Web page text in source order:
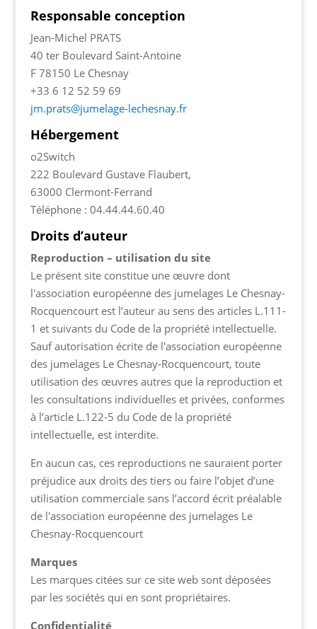
Responsable conception
Jean-Michel PRATS
40 ter Boulevard Saint-Antoine
F 78150 Le Chesnay
+33 6 12 52 59 69
jm.prats@jumelage-lechesnay.fr
Hébergement
o2Switch
222 Boulevard Gustave Flaubert,
63000 Clermont-Ferrand
Téléphone : 04.44.44.60.40
Droits d’auteur
Reproduction – utilisation du site
Le présent site constitue une œuvre dont
l'association européenne des jumelages Le Chesnay-
Rocquencourt est l’auteur au sens des articles L.111-
1 et suivants du Code de la propriété intellectuelle.
Sauf autorisation écrite de l'association européenne
des jumelages Le Chesnay-Rocquencourt, toute
utilisation des œuvres autres que la reproduction et
les consultations individuelles et privées, conformes
à l’article L.122-5 du Code de la propriété
intellectuelle, est interdite.
En aucun cas, ces reproductions ne sauraient porter
préjudice aux droits des tiers ou faire l’objet d’une
utilisation commerciale sans l’accord écrit préalable
de l'association européenne des jumelages Le
Chesnay-Rocquencourt
Marques
Les marques citées sur ce site web sont déposées
par les sociétés qui en sont propriétaires.
Confidentialité